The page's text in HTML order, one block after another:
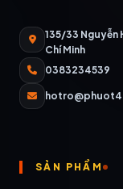
135/33 Nguyễn
Chí Minh
0383234539
SẢN PHẨM